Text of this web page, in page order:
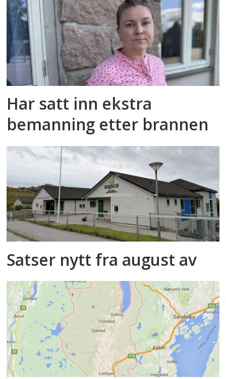
Har satt inn ekstra
bemanning etter brannen
Satser nytt fra august av